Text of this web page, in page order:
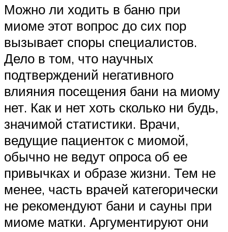
Можно ли ходить в баню при
миоме этот вопрос до сих пор
вызывает споры специалистов.
Дело в том, что научных
подтверждений негативного
влияния посещения бани на миому
нет. Как и нет хоть сколько ни будь,
значимой статистики. Врачи,
ведущие пациенток с миомой,
обычно не ведут опроса об ее
привычках и образе жизни. Тем не
менее, часть врачей категорически
не рекомендуют бани и сауны при
миоме матки. Аргументируют они